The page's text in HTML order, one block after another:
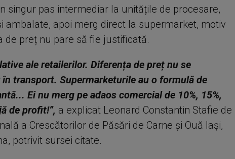
singur pas intermediar la unitățile de procesare,
ambalate, apoi merg direct la supermarket, motiv
de preț nu pare să fie justificată.
ale retailerilor. Diferența de preț nu se
transport. Supermarketurile au o formulă de
Ei nu merg pe adaos comercial de 10%, 15%,
de profit!”, a explicat Leonard Constantin Stafie de
a Crescătorilor de Păsări de Carne și Ouă Iași,
potrivit sursei citate.